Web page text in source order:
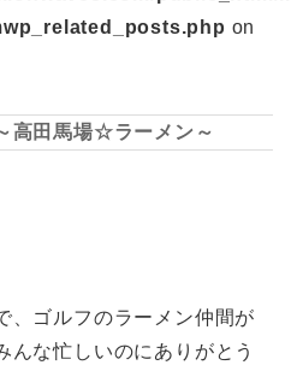
on
田馬場☆ラーメン～
、ゴルフのラーメン仲間が
んな忙しいのにありがとう